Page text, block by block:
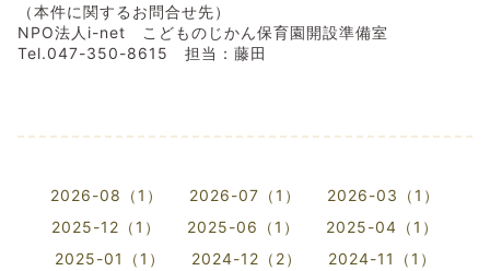
（本件に関するお問合せ先）
NPO法人i-net こどものじかん保育園開設準備室
Tel.047-350-8615 担当：藤田
2026-08（1） 2026-07（1）
2026-03（1）
2025-12（1）
2025-06（1）
2025-04（1）
2025-01（1）
2024-12（2）
2024-11（1）